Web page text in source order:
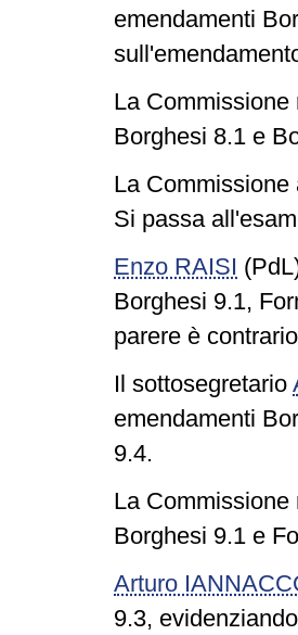
emendamenti
La
Borghesi 8.1 e
La Commissione
Si passa
Enzo RAISI
Borghesi 9.1,
parere è
Il sottosegretario
emendamenti
9.4.
La
Borghesi 9.1 e
Arturo
9.3,